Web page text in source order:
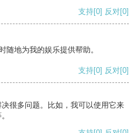
支持[0] 反对[0]
随地为我的娱乐提供帮助。
支持[0] 反对[0]
很多问题。比如，我可以使用它来